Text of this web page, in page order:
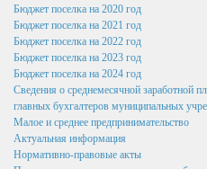
Формы
Написать обращение
Графики приема и
Сведения о
Графики приёма
Бюджет поселка на 2020 год
Бюджет поселка на 2021 год
Бюджет поселка на 2022 год
Бюджет поселка на 2023 год
Бюджет поселка на 2024 год
Сведения о среднемесячной заработной
главных бухгалтеров муниципальных
Малое и среднее предпринимательство
Актуальная информация
Нормативно-правовые акты